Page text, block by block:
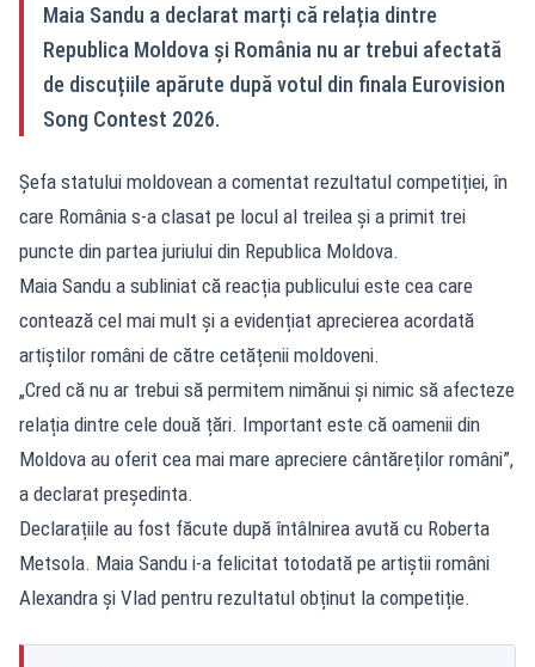
Maia Sandu a declarat marți că relația dintre
Republica Moldova și România nu ar trebui afectată
de discuțiile apărute după votul din finala Eurovision
Song Contest 2026.
Șefa statului moldovean a comentat rezultatul competiției, în
care România s-a clasat pe locul al treilea și a primit trei
puncte din partea juriului din Republica Moldova.
Maia Sandu a subliniat că reacția publicului este cea care
contează cel mai mult și a evidențiat aprecierea acordată
artiștilor români de către cetățenii moldoveni.
„Cred că nu ar trebui să permitem nimănui și nimic să afecteze
relația dintre cele două țări. Important este că oamenii din
Moldova au oferit cea mai mare apreciere cântăreților români”,
a declarat președinta.
Declarațiile au fost făcute după întâlnirea avută cu Roberta
Metsola. Maia Sandu i-a felicitat totodată pe artiștii români
Alexandra și Vlad pentru rezultatul obținut la competiție.